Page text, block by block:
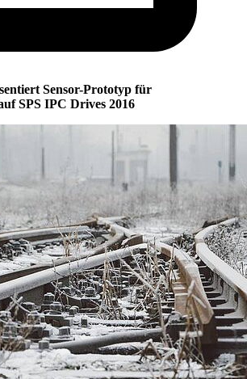
Sensor-Prototyp für
SPS IPC Drives 2016